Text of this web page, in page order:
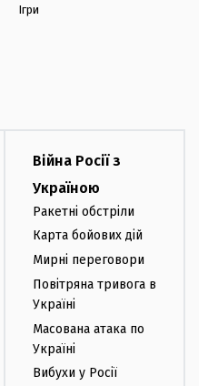
Ігри
Війна Росії з
Україною
Ракетні обстріли
Карта бойових дій
Мирні переговори
Повітряна тривога в
Україні
Масована атака по
Україні
Вибухи у Росії